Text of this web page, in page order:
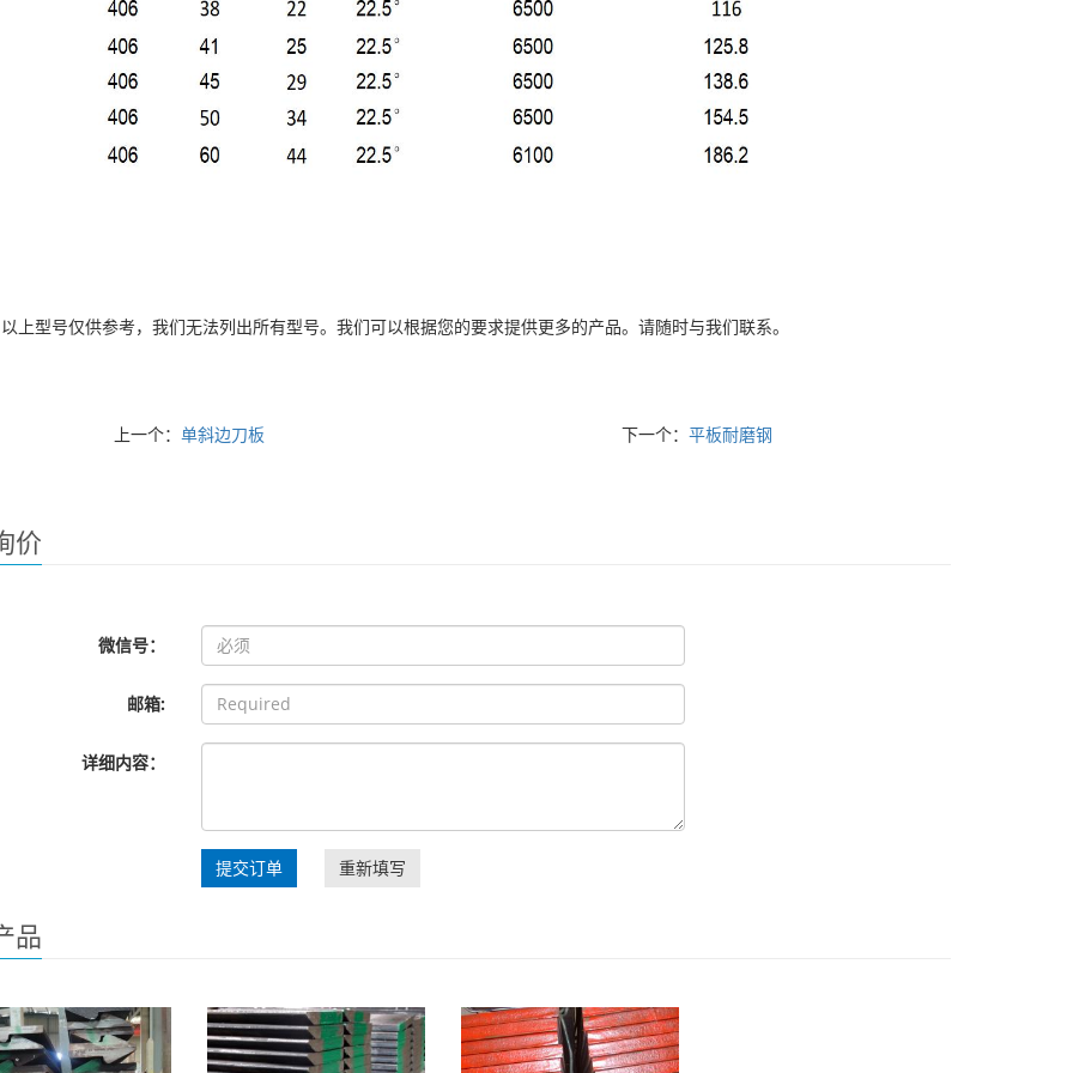
型号仅供参考，我们无法列出所有型号。我们可以根据您的要求提供更多的产品。请随时与我们联系。
上一个：单斜边刀板 下一个：平板耐磨钢
价
微信号：
邮箱:
详细内容：
提交订单 重新填写
品